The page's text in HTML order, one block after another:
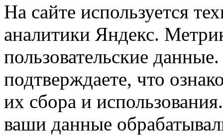
На сайте используется
аналитики Яндекс.
пользовательские
подтверждаете, что
их сбора и
ваши данные